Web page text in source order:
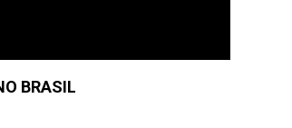
BRASIL